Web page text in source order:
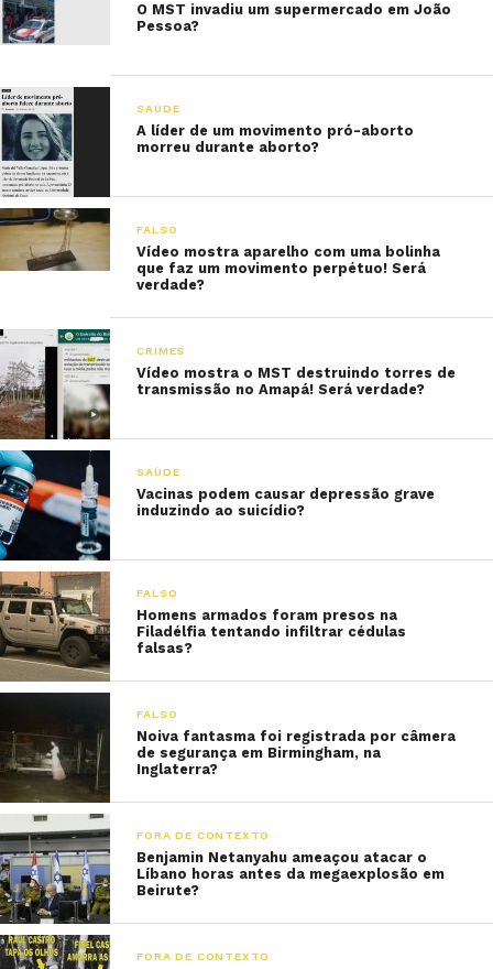
O MST invadiu um supermercado em João
Pessoa?
SAÚDE
A líder de um movimento pró-aborto
morreu durante aborto?
FALSO
Vídeo mostra aparelho com uma bolinha
que faz um movimento perpétuo! Será
verdade?
CRIMES
Vídeo mostra o MST destruindo torres de
transmissão no Amapá! Será verdade?
SAÚDE
Vacinas podem causar depressão grave
induzindo ao suicídio?
FALSO
Homens armados foram presos na
Filadélfia tentando infiltrar cédulas
falsas?
FALSO
Noiva fantasma foi registrada por câmera
de segurança em Birmingham, na
Inglaterra?
FORA DE CONTEXTO
Benjamin Netanyahu ameaçou atacar o
Líbano horas antes da megaexplosão em
Beirute?
FORA DE CONTEXTO